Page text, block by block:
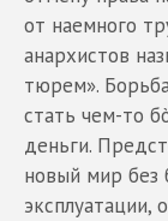
от наемного
анархистов
тюрем».
стать чем-то
деньги.
новый мир без
эксплуатации,